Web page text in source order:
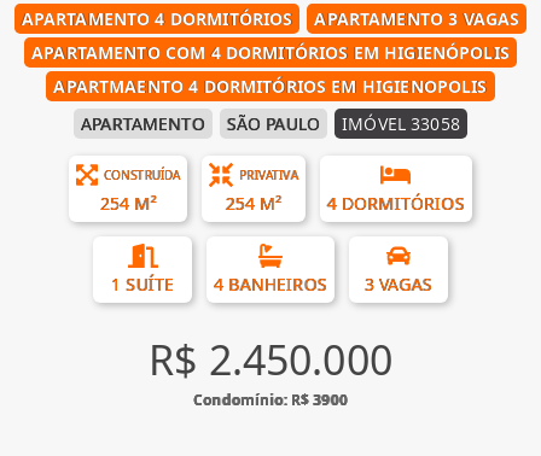
APARTAMENTO 4 DORMITÓRIOS
APARTAMENTO 3 VAGAS
APARTAMENTO COM 4 DORMITÓRIOS EM HIGIENÓPOLIS
APARTMAENTO 4 DORMITÓRIOS EM HIGIENOPOLIS
APARTAMENTO
SÃO PAULO IMÓVEL 33058
CONSTRUÍDA
254 M²
PRIVATIVA
254 M² 4 DORMITÓRIOS
1 SUÍTE 4 BANHEIROS 3 VAGAS
R$ 2.450.000
Condomínio: R$ 3900